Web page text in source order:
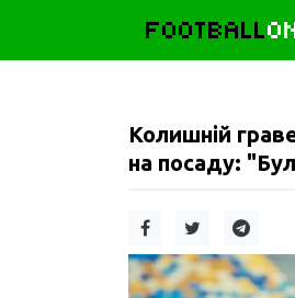
FOOTBALL
Колишній
на посаду: